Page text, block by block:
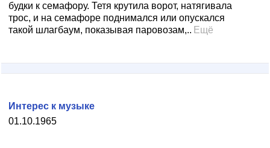
будки к семафору. Тетя крутила ворот, натягивала
трос, и на семафоре поднимался или опускался
такой шлагбаум, показывая паровозам,.. Ещё
01.10.1965
Интерес к музыке